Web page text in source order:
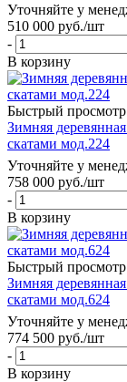
Уточняйте у
510 000 руб./шт
-
В корзину
Быстрый просмотр
Зимняя
скатами мод.224
Уточняйте у
758 000 руб./шт
-
В корзину
Быстрый просмотр
Зимняя
скатами мод.624
Уточняйте у
774 500 руб./шт
-
В корзину